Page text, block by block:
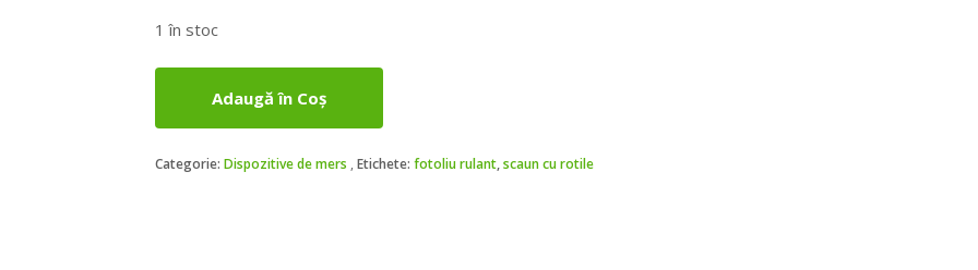
1 în stoc
Adaugă în Coș
Categorie: Dispozitive de mers Etichete: fotoliu rulant,scaun cu rotile